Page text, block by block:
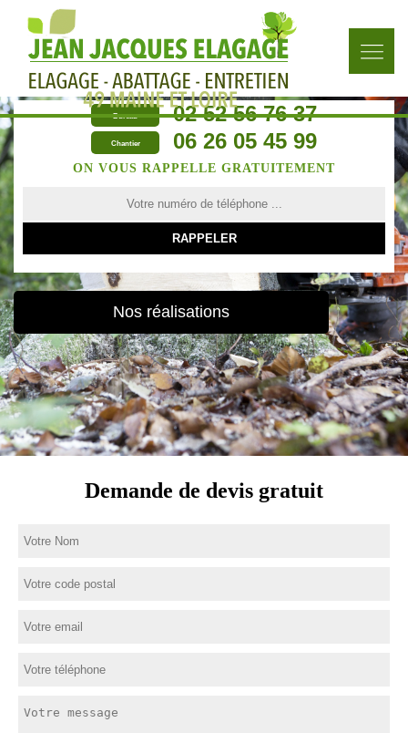
Bureau 02 52 56 76 37
Chantier 06 26 05 45 99
ON VOUS RAPPELLE GRATUITEMENT
Nos réalisations
Demande de devis gratuit